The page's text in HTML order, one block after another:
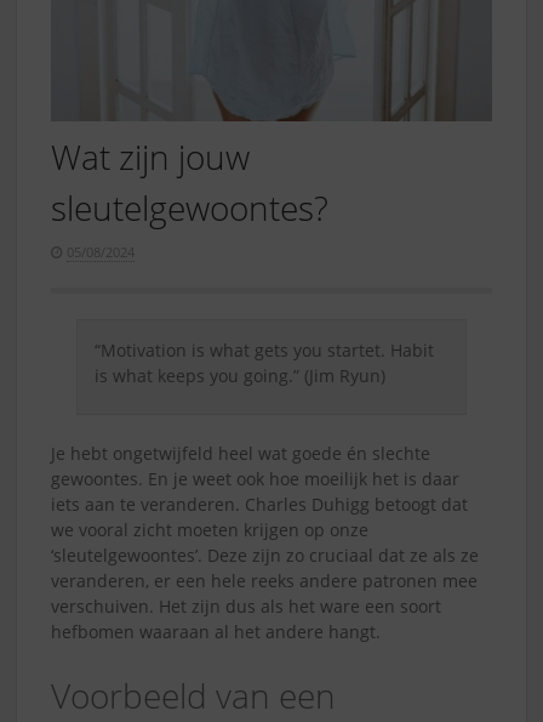
Wat zijn jouw
sleutelgewoontes?
05/08/2024
“Motivation is what gets you startet. Habit
is what keeps you going.” (Jim Ryun)
Je hebt ongetwijfeld heel wat goede én slechte
gewoontes. En je weet ook hoe moeilijk het is daar
iets aan te veranderen. Charles Duhigg betoogt dat
we vooral zicht moeten krijgen op onze
‘sleutelgewoontes’. Deze zijn zo cruciaal dat ze als ze
veranderen, er een hele reeks andere patronen mee
verschuiven. Het zijn dus als het ware een soort
hefbomen waaraan al het andere hangt.
Voorbeeld van een